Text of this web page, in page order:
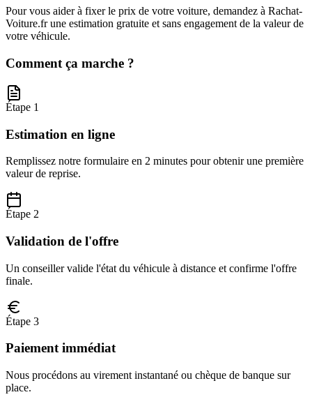
Pour vous aider à fixer le prix de votre voiture, demandez à Rachat-
Voiture.fr une estimation gratuite et sans engagement de la valeur de
votre véhicule.
Comment ça marche ?
Étape 1
Estimation en ligne
Remplissez notre formulaire en 2 minutes pour obtenir une première
valeur de reprise.
Étape 2
Validation de l'offre
Un conseiller valide l'état du véhicule à distance et confirme l'offre
finale.
Étape 3
Paiement immédiat
Nous procédons au virement instantané ou chèque de banque sur
place.